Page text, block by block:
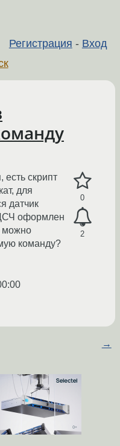
Регистрация - Вход
0
2
скрипт
для
датчик
оформлен
можно
команду?
→